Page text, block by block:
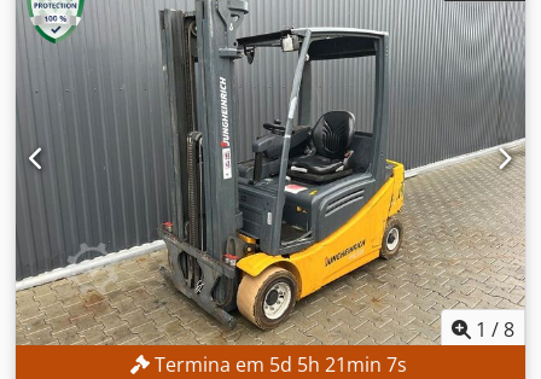
programação: Yaskawa, número de eixos: 6 , DETALHES
TÉCNICOS Eixos do robô: 6 Carga útil: 8 kg Peso do braço
do robô: 32 kg DETALHES DA MÁQUINA Controlador:
Yaskawa YRC1000 Fabricante do painel de programação:
Yaskawa Alimentação: 3 fases CA 380–440 V, 50/60 Hz
Corrente de entrada: 15 A Corrente máxima de proteção
contra sobrecarga do equipamento: 15 A Corrente de
curto-circuito: 2,5 kA Tipo de fonte de alimentação: ERAR-
1000-06VX8-E10 Credpfx Ahjzmwafjlof EQUIPAMENTO
Braço do robô Yaskawa Motoman GP8 Controlador de robô
Yaskawa YRC1000
1 /8
Termina em 5d 5h 21min 5s